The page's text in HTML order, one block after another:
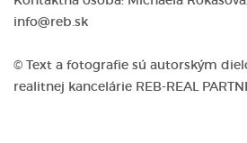
info@reb.sk
© Text a fotografie sú autorským
realitnej kancelárie REB-REAL